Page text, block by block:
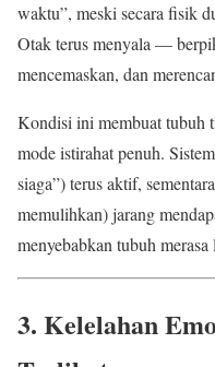
waktu”, meski secara fisik
Otak terus menyala —
mencemaskan, dan
Kondisi ini membuat tubuh
mode istirahat penuh.
siaga”) terus aktif,
memulihkan) jarang
menyebabkan tubuh
3. Kelelahan